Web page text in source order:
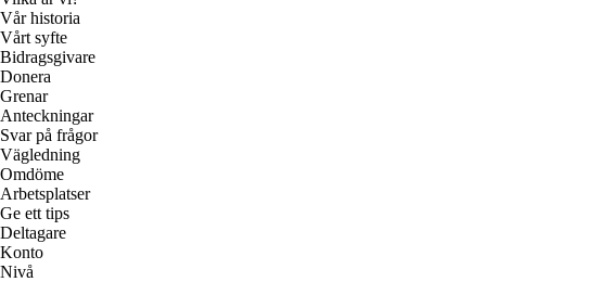
Vår historia
Vårt syfte
Bidragsgivare
Donera
Grenar
Anteckningar
Svar på frågor
Vägledning
Omdöme
Arbetsplatser
Ge ett tips
Deltagare
Konto
Nivå